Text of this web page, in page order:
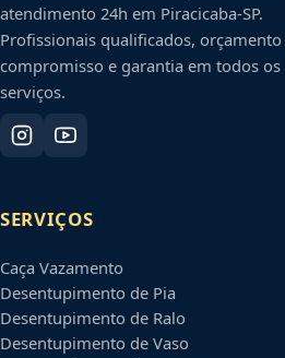
atendimento 24h em Piracicaba-SP.
Profissionais qualificados, orçamento
compromisso e garantia em todos os
serviços.
SERVIÇOS
Caça Vazamento
Desentupimento de Pia
Desentupimento de Ralo
Desentupimento de Vaso